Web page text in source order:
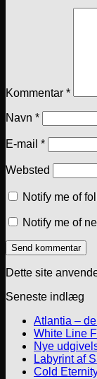
Kommentar *
Navn *
E-mail *
Websted
Notify me of
Notify me of
Dette site
Seneste indlæg
Atlantia –
White Line
Nye
Labyrint af
Cold